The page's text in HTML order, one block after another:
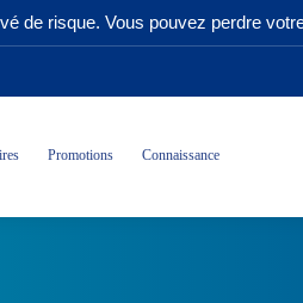
de risque. Vous pouvez perdre
Promotions Connaissance